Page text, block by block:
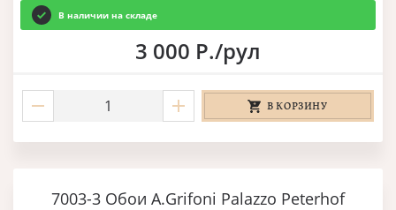
В наличии на складе
3 000 Р./рул
В КОРЗИНУ
7003-3 Обои A.Grifoni Palazzo Peterhof